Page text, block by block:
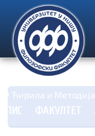
Ћирила и
УПИС ФАКУЛТЕТ